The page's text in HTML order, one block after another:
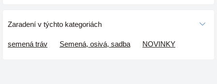
Zaradení v týchto kategoriách
semená tráv Semená, osivá, sadba NOVINKY